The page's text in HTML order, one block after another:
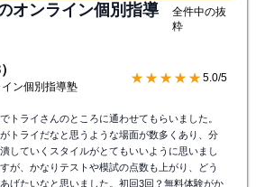
オンライン個別指導
全件中の抜
粋
イン個別指導塾
★★★★★ 5.0/5
トライさんのところに通わせてもらいました。
トライだなと思うような場面が数多くあり、分
していくスタイルがとてもいいように思いまし
が、かなりテストや模試の点数も上がり、どう
げたいなと思いました。初回3回？無料体験がか